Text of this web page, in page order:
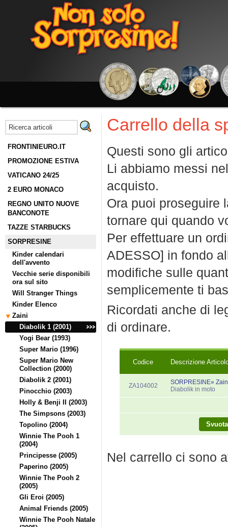
FRONTINIEURO.IT
PROMOZIONE ESTIVA
VATICANO 24/25
2 EURO MONACO
REGNO UNITO NUOVE
BANCONOTE
TAZZE STARBUCKS
SORPRESINE
Kinder calendari
dell'avvento
Vecchie serie disponibili
ora sul sito
Will Stranger Things
Kinder Elenco
Zaini
Diabolik 1 (2001)
Yogi Bear (1993)
Super Mario (1996)
Super Mario New
Collection (2000)
Diabolik 2 (2001)
Pinocchio (2003)
Holly & Benji II (2003)
The Simpsons (2003)
Topolino (2004)
Winnie The Pooh 1
(2004)
Principesse (2005)
Paperino (2005)
Winnie The Pooh 2
(2005)
Gli Eroi (2005)
Animal Friends (2005)
Winnie The Pooh Natale
Carrello della
Questi sono gli
Li abbiamo messi
acquisto.
Ora puoi proseguire
tornare qui quando
Per effettuare un
ADESSO] in fondo
modifiche sulle
semplicemente ti
Ricordati anche di
di ordinare.
Codice Descrizione
ZA104002
SORPRESINE»
Diabolik in moto
Nel carrello ci sono